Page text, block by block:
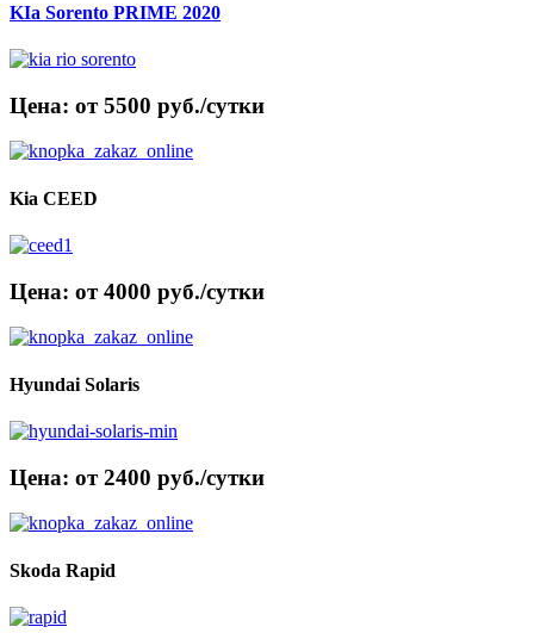
KIa Sorento PRIME 2020
Цена: от 5500 руб./сутки
Kia CEED
Цена: от 4000 руб./сутки
Hyundai Solaris
Цена: от 2400 руб./сутки
Skoda Rapid